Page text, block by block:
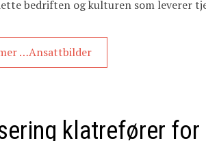
bedriften og kulturen som leverer
…Ansattbilder
klatrefører for